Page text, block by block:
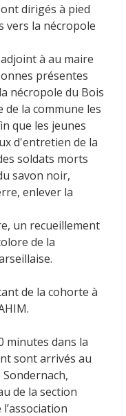
dirigés à pied
vers la nécropole
à au maire
présentes
nécropole du Bois
de la commune les
que les jeunes
d'entretien de la
soldats morts
savon noir,
enlever la
un recueillement
de la
de la cohorte à
minutes dans la
sont arrivés au
de la section
l’association